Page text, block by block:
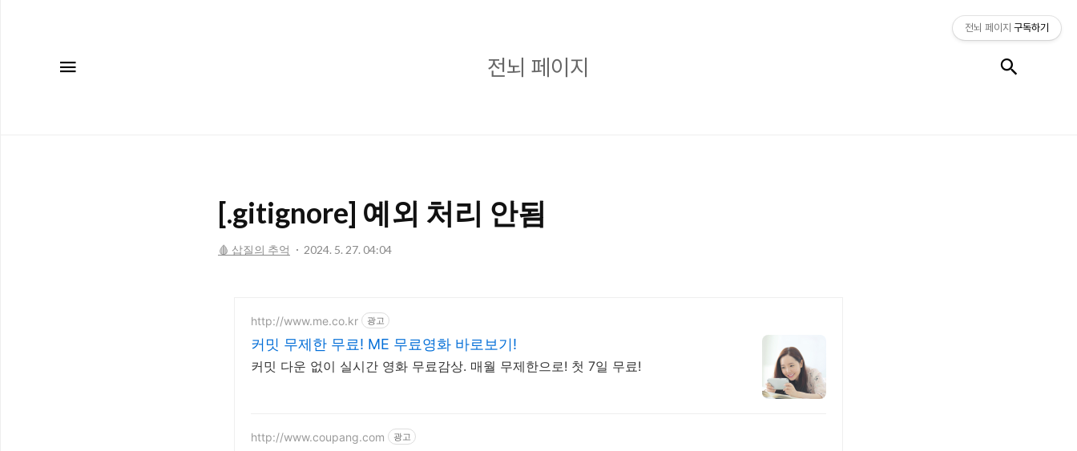
뇌
전뇌 페이지
[.gitignore] 예외 처리 안됨
🩸 삽질의 추억 2024. 5. 27. 04:04
http://www.me.co.kr 광고
커밋 무제한 무료! ME 무료영화 바로보기!
커밋 다운 없이 실시간 영화 무료감상. 매월 무제한으로! 첫 7일 무료!
http://www.coupang.com 광고
전뇌 페이지 구독하기